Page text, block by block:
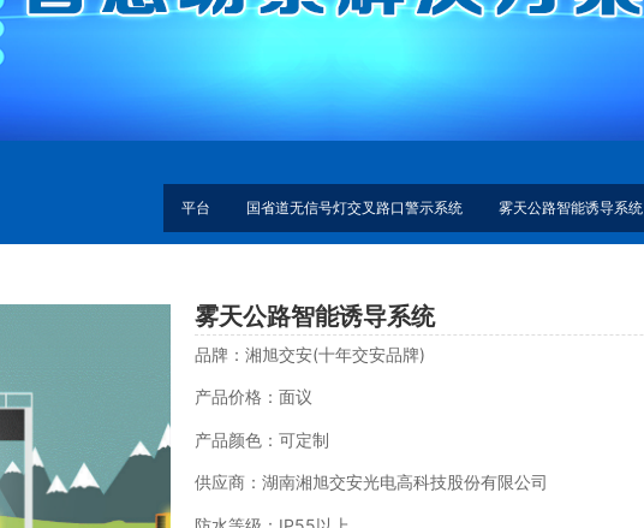
平台 国省道无信号灯交叉路口警示系统 雾天公路智能诱导系统
雾天公路智能诱导系统
品牌：湘旭交安(十年交安品牌)
产品价格：面议
产品颜色：可定制
供应商：湖南湘旭交安光电高科技股份有限公司